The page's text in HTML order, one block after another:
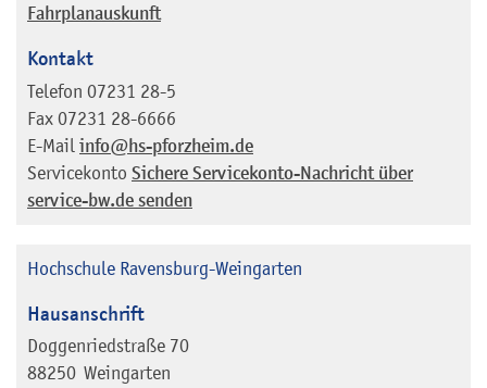
Fahrplanauskunft
Kontakt
Telefon 07231 28-5
Fax 07231 28-6666
E-Mail info@hs-pforzheim.de
Servicekonto Sichere Servicekonto-Nachricht über
service-bw.de senden
Hochschule Ravensburg-Weingarten
Hausanschrift
Doggenriedstraße 70
88250 Weingarten